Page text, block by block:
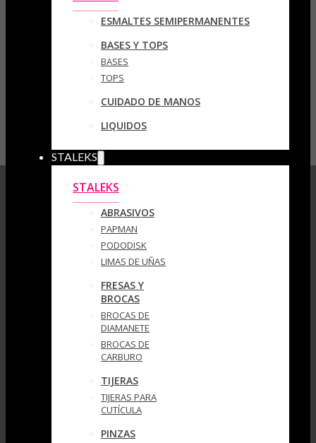
ESMALTES SEMIPERMANENTES
BASES Y TOPS
BASES
TOPS
CUIDADO DE MANOS
LIQUIDOS
STALEKS
STALEKS
ABRASIVOS
PAPMAN
PODODISK
LIMAS DE UÑAS
FRESAS Y
BROCAS
BROCAS DE
DIAMANETE
BROCAS DE
CARBURO
TIJERAS
TIJERAS PARA
CUTÍCULA
PINZAS